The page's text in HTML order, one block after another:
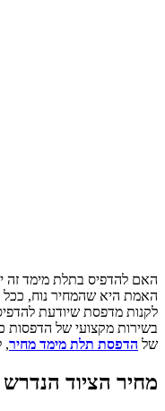
האם להדפיס בתלת מימד זה
האמת היא שהמחיר נוח,
לקנות מדפסת שיודעת
בשירות מקצועי של הדפסות
של הדפסת תלת מימד מחיר,
מחיר הציוד הנדרש